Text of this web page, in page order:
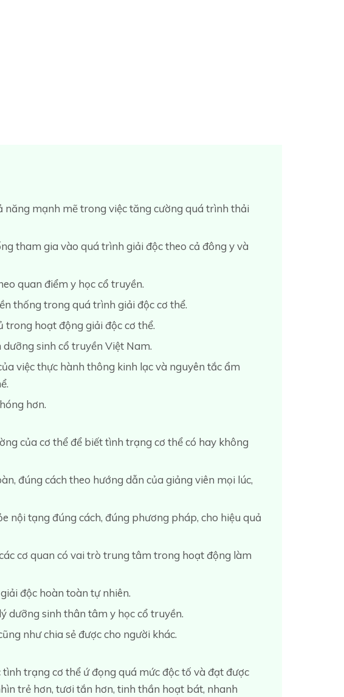
năng mạnh mẽ trong việc tăng cường quá trình thải
tham gia vào quá trình giải độc theo cả đông y và
quan điểm y học cổ truyền.
thống trong quá trình giải độc cơ thể.
trong hoạt động giải độc cơ thể.
sinh cổ truyền Việt Nam.
việc thực hành thông kinh lạc và nguyên tắc ẩm
hơn.
của cơ thể để biết tình trạng cơ thể có hay không
đúng cách theo hướng dẫn của giảng viên mọi lúc,
nội tạng đúng cách, đúng phương pháp, cho hiệu quả
cơ quan có vai trò trung tâm trong hoạt động làm
độc hoàn toàn tự nhiên.
dưỡng sinh thân tâm y học cổ truyền.
như chia sẻ được cho người khác.
trạng cơ thể ứ đọng quá mức độc tố và đạt được
trẻ hơn, tươi tắn hơn, tinh thần hoạt bát, nhanh